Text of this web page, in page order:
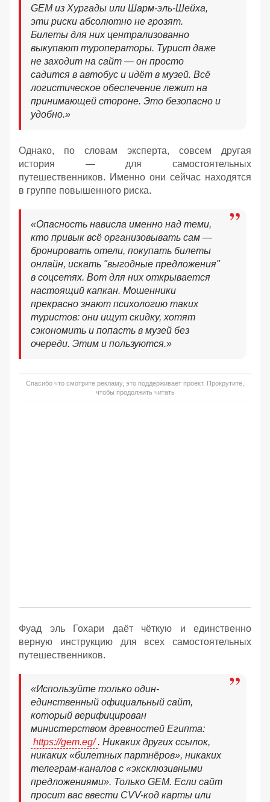
GEM из Хургады или Шарм-эль-Шейха,
эти риски абсолютно не грозят.
Билеты для них централизованно
выкупают туроператоры. Турист даже
не заходит на сайт — он просто
садится в автобус и идёт в музей. Всё
логистическое обеспечение лежит на
принимающей стороне. Это безопасно и
удобно.»
Однако, по словам эксперта, совсем другая
история — для самостоятельных
путешественников. Именно они сейчас находятся
в группе повышенного риска.
«Опасность нависла именно над теми,
кто привык всё организовывать сам —
бронировать отели, покупать билеты
онлайн, искать "выгодные предложения"
в соцсетях. Вот для них открывается
настоящий капкан. Мошенники
прекрасно знают психологию таких
туристов: они ищут скидку, хотят
сэкономить и попасть в музей без
очереди. Этим и пользуются.»
Спасибо что смотрите рекламу, это поддерживает проект. Прокрутите,
чтобы продолжить читать
Фуад эль Гохари даёт чёткую и единственно
верную инструкцию для всех самостоятельных
путешественников.
«Используйте только один-
единственный официальный сайт,
который верифицирован
министерством древностей Египта:
https://gem.eg/ . Никаких других ссылок,
никаких «билетных партнёров», никаких
телеграм-каналов с «эксклюзивными
предложениями». Только GEM. Если сайт
просит вас ввести CVV-код карты или